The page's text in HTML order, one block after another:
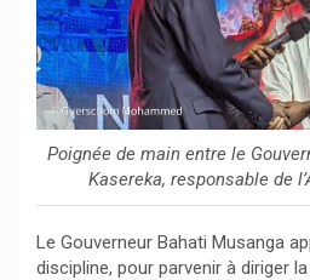
Poignée de main entre le
Kasereka, responsable de
Le Gouverneur Bahati Musanga
discipline, pour parvenir à diriger